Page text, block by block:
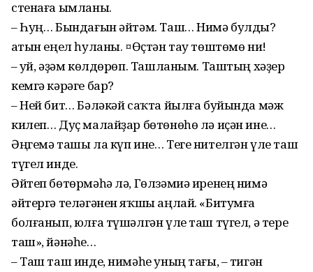
стенаға ымланы.
– Һуң… Бындағын әйтәм. Таш… Нимә булды?
Ҡатын еңел һуланы. ¤Өҫтән тау төштөмө ни!
– Ҡуй, әҙәм көлдөрөп. Ташланым. Таштың хәҙер
кемгә кәрәге бар?
– Ней бит… Бәләкәй саҡта йылға буйында мәж
килеп… Дуҫ малайҙар бөтөнөһө лә иҫән ине…
Әңгемә ташы ла күп ине… Теге нителгән үле таш
түгел инде.
Әйтеп бөтөрмәһә лә, Гөлзәмиә иренең нимә
әйтергә теләгәнен яҡшы аңлай. «Битумға
болғанып, юлға түшәлгән үле таш түгел, ә тере
таш», йәнәһе…
– Таш таш инде, нимәһе уның тағы, – тигән